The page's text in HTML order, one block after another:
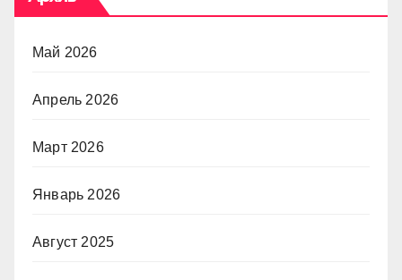
Май 2026
Апрель 2026
Март 2026
Январь 2026
Август 2025